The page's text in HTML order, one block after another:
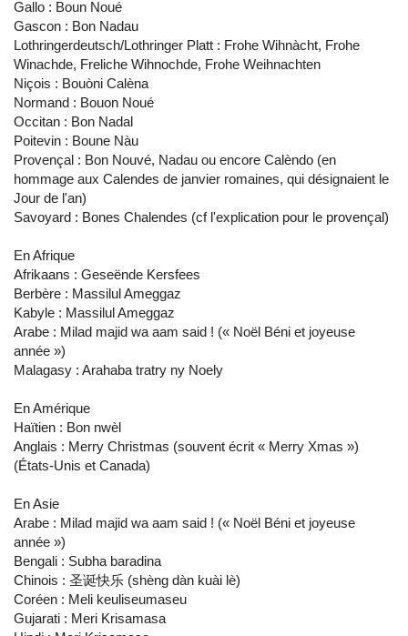
Gallo : Boun Noué
Gascon : Bon Nadau
Lothringerdeutsch/Lothringer Platt : Frohe Wihnàcht, Frohe
Winachde, Freliche Wihnochde, Frohe Weihnachten
Niçois : Bouòni Calèna
Normand : Bouon Noué
Occitan : Bon Nadal
Poitevin : Boune Nàu
Provençal : Bon Nouvé, Nadau ou encore Calèndo (en
hommage aux Calendes de janvier romaines, qui désignaient le
Jour de l'an)
Savoyard : Bones Chalendes (cf l'explication pour le provençal)
En Afrique
Afrikaans : Geseënde Kersfees
Berbère : Massilul Ameggaz
Kabyle : Massilul Ameggaz
Arabe : Milad majid wa aam said ! (« Noël Béni et joyeuse
année »)
Malagasy : Arahaba tratry ny Noely
En Amérique
Haïtien : Bon nwèl
Anglais : Merry Christmas (souvent écrit « Merry Xmas »)
(États-Unis et Canada)
En Asie
Arabe : Milad majid wa aam said ! (« Noël Béni et joyeuse
année »)
Bengali : Subha baradina
Chinois : 圣诞快乐 (shèng dàn kuài lè)
Coréen : Meli keuliseumaseu
Gujarati : Meri Krisamasa